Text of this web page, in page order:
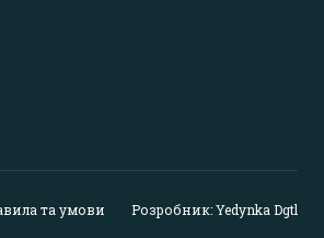
та умови Розробник: Yedynka Dgtl